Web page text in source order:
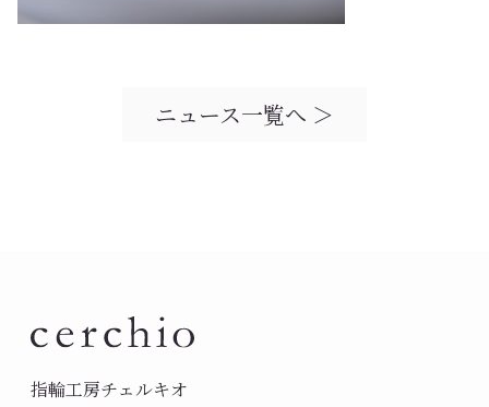
ニュース一覧へ ＞
指輪工房チェルキオ